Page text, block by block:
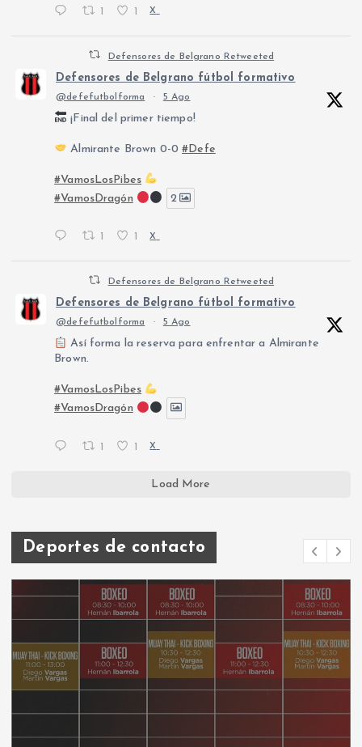
1 1 X
Defensores de Belgrano Retweeted
Defensores de Belgrano fútbol formativo
@defefutbolforma · 5 Ago
¡Final del primer tiempo!
Almirante Brown 0-0#Defe
#VamosLosPibes
#VamosDragón
2
X
Defensores de Belgrano Retweeted
Defensores de Belgrano fútbol formativo
@defefutbolforma · 5 Ago
Así forma la reserva para enfrentar a Almirante
Brown.
#VamosLosPibes
#VamosDragón
1 1 X
Load More
Deportes de contacto